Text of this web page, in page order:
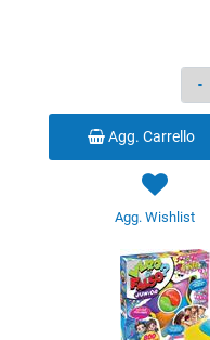
Agg. Carrello
Agg. Wishlist